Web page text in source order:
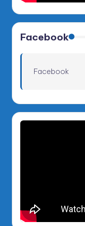
Facebook
Facebook